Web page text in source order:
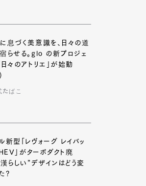
息づく美意識を、日々の道
らせる。glo の新プロジェ
日々のアトリエ」が始動
たばこ
新型「レヴォーグ レイバッ
」がターボダクト廃
漢らしい”デザインはどう変
?